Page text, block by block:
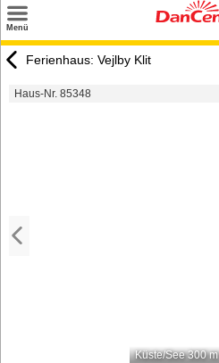
Menü
Urlaubsziele
Ferienhaus: Vejlby Klit
Haus-Nr. 85348
Küste/See 300 m